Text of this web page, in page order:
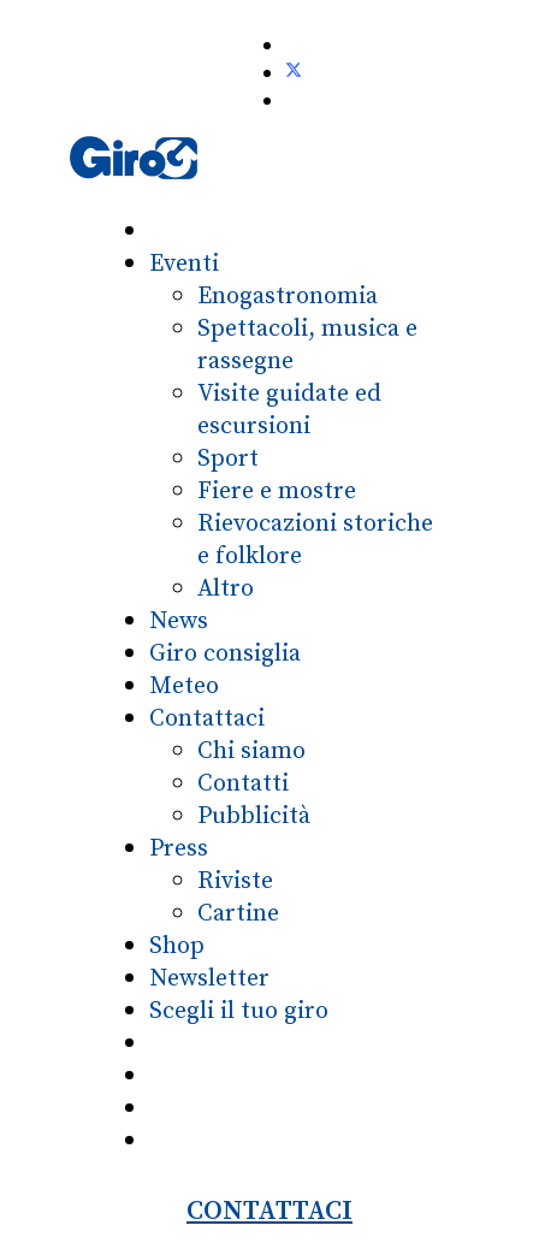
Eventi
Enogastronomia
Spettacoli, musica e
rassegne
Visite guidate ed
escursioni
Sport
Fiere e mostre
Rievocazioni storiche
e folklore
Altro
News
Giro consiglia
Meteo
Contattaci
Chi siamo
Contatti
Pubblicità
Press
Riviste
Cartine
Shop
Newsletter
Scegli il tuo giro
CONTATTACI